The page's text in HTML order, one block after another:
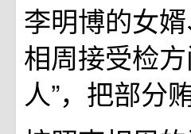
李明博的女
相周接受检
人”，把部分